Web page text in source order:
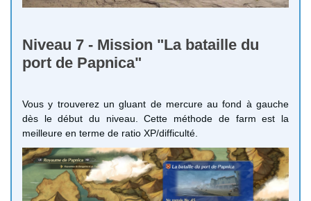
Niveau 7 - Mission "La bataille du
port de Papnica"
Vous y trouverez un gluant de mercure au fond à gauche
dès le début du niveau. Cette méthode de farm est la
meilleure en terme de ratio XP/difficulté.